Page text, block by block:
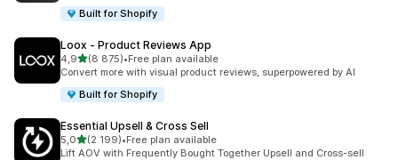
Built for Shopify
Loox ‑ Product Reviews App
4,9z 5 hvězd
(8 875)
Celkový počet recenzí: 8875
•Free plan available
Convert more with visual product reviews, superpowered by AI
Built for Shopify
Essential Upsell & Cross Sell
5,0z 5 hvězd
(2 199)
Celkový počet recenzí: 2199
•Free plan available
Lift AOV with Frequently Bought Together Upsell and Cross-sell